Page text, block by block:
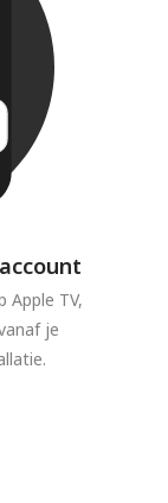
Apple TV,
je